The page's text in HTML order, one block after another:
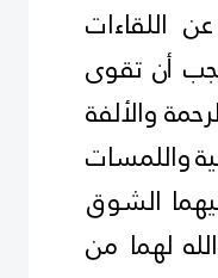
اللقاءات
أن تقوى
والألفة
واللمسات
الشوق
لهما من